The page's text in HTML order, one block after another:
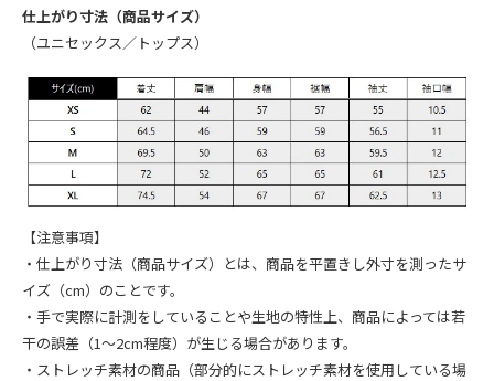
仕上がり寸法（商品サイズ）
（ユニセックス／トップス）
【注意事項】
・仕上がり寸法（商品サイズ）とは、商品を平置きし外寸を測ったサ
イズ（cm）のことです。
・手で実際に計測をしていることや生地の特性上、商品によっては若
干の誤差（1～2cm程度）が生じる場合があります。
・ストレッチ素材の商品（部分的にストレッチ素材を使用している場